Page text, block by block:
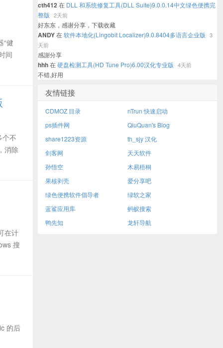
“健
间
个不
消除
在计
搜
的后
cth412在 DLL 和系统修复工具(DLL Suite)9.0.0.14中文绿色便携完
整版 2天前
好东东，感谢分享，下载收藏
ANDY在软件本地化(Lingobit Localizer)9.0.8404多语言企业版 3
天前
感謝分享
hhh在硬盘检测工具(HD Tune Pro)6.00汉化专业版 4天前
不错,好用
友情链接
CDMOZ 目录
nTrun 快速启动
ps插件网
QiuQuan's Blog
share1223资源
th_sjy 汉化
剑客网
天天软件
孙悟空
木易梧桐
果核剥壳
爱分享吧
绿色便携软件倡导者
绿软之家
蓝鲨应用库
蚂蚁搜索
鸭先知
龙轩导航